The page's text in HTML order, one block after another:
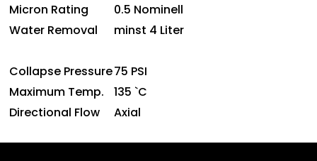
Micron Rating
0.5 Nominell
Water Removal
minst 4 Liter
Collapse Pressure75 PSI
Maximum Temp.
135 `C
Directional Flow
Axial